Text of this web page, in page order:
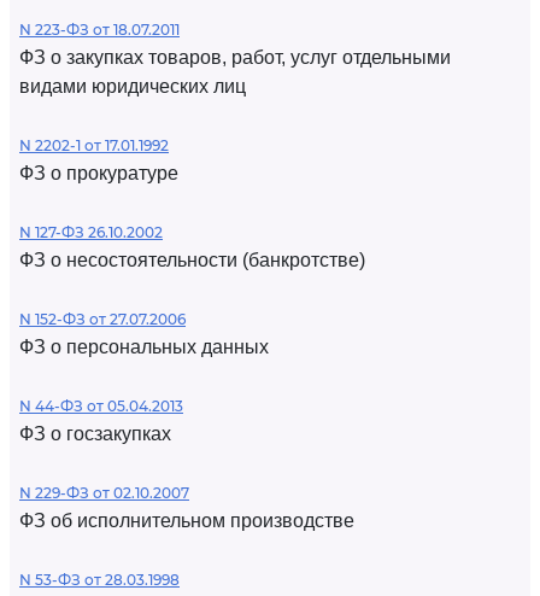
N 223-ФЗ от 18.07.2011
ФЗ о закупках товаров, работ, услуг отдельными
видами юридических лиц
N 2202-1 от 17.01.1992
ФЗ о прокуратуре
N 127-ФЗ 26.10.2002
ФЗ о несостоятельности (банкротстве)
N 152-ФЗ от 27.07.2006
ФЗ о персональных данных
N 44-ФЗ от 05.04.2013
ФЗ о госзакупках
N 229-ФЗ от 02.10.2007
ФЗ об исполнительном производстве
N 53-ФЗ от 28.03.1998